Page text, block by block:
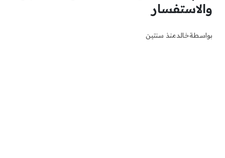
والاستفسار
بواسطةخالدمنذ سنتين